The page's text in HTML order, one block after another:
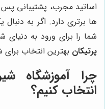
اساتید مجرب، پشتیبانی پس
ها برتری دارد. اگر به
شما را برای ورود به دنیای
پرتیکان بهترین انتخاب
چرا آموزشگاه
انتخاب کنیم؟